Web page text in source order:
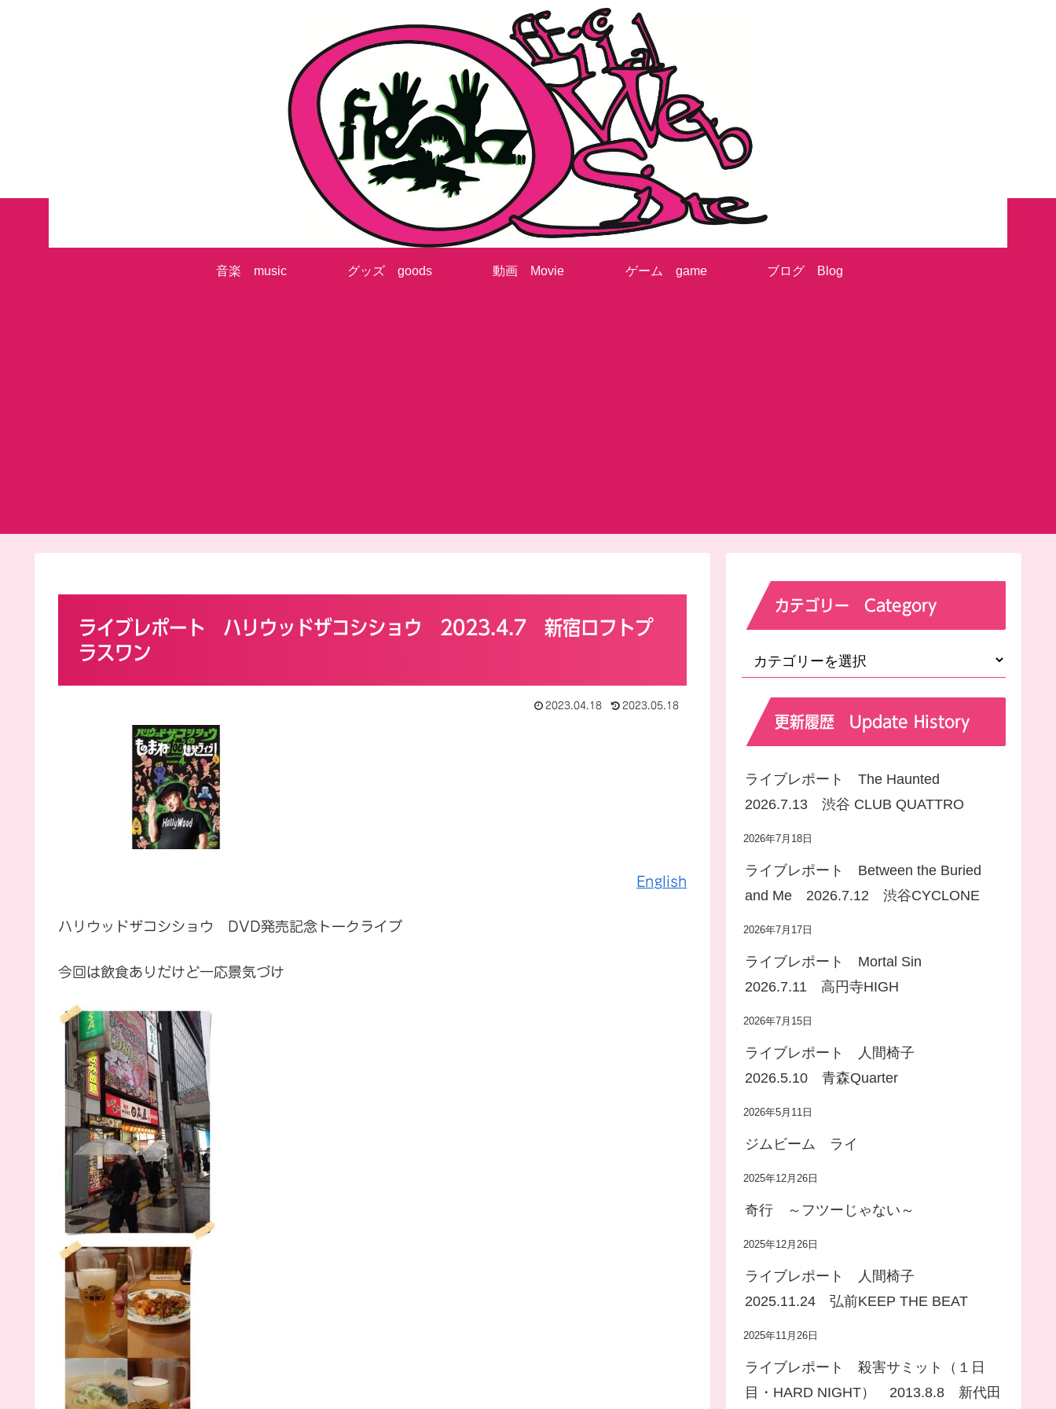
音楽 music グッズ goods 動画 Movie ゲーム game ブログ Blog
ライブレポート ハリウッドザコシショウ 2023.4.7 新宿ロフトプ
ラスワン
2023.04.18 2023.05.18
English
ハリウッドザコシショウ DVD発売記念トークライブ
今回は飲食ありだけど一応景気づけ
カテゴリー Category
更新履歴 Update History
ライブレポート The Haunted
2026.7.13 渋谷 CLUB QUATTRO
2026年7月18日
ライブレポート Between the Buried
and Me 2026.7.12 渋谷CYCLONE
2026年7月17日
ライブレポート Mortal Sin
2026.7.11 高円寺HIGH
2026年7月15日
ライブレポート 人間椅子
2026.5.10 青森Quarter
2026年5月11日
ジムビーム ライ
2025年12月26日
奇行 ～フツーじゃない～
2025年12月26日
ライブレポート 人間椅子
2025.11.24 弘前KEEP THE BEAT
2025年11月26日
ライブレポート 殺害サミット（１日
目・HARD NIGHT） 2013.8.8 新代田